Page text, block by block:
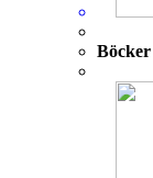
Böcker